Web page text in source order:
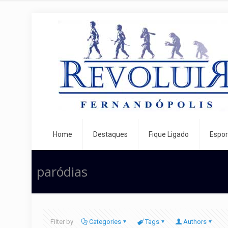
Home Destaques Fique Ligado
paródias
Filter by Categories Tags Authors